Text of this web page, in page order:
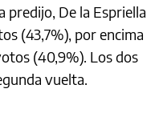
predijo, De la Espriella
(43,7%), por encima
(40,9%). Los dos
vuelta.